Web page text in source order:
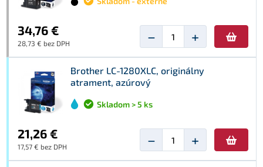
34,76 €
28,73 € bez DPH − +
Brother LC-1280XLC, originálny
atrament, azúrový
Skladom > 5 ks
21,26 €
17,57 € bez DPH − +